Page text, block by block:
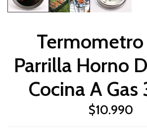
Termometro
Parrilla Horno
Cocina A Gas
$10.990